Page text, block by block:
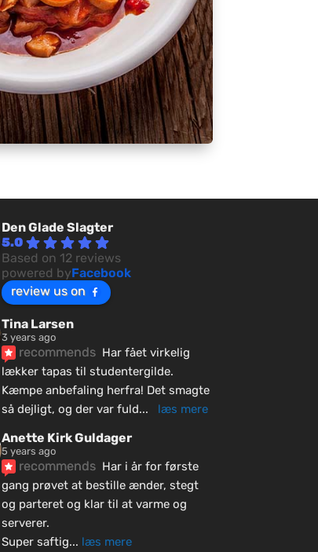
Den Glade Slagter
5.0
Based on 12 reviews
powered byFacebook
review us on
Tina Larsen
3 years ago
recommends Har fået virkelig
lækker tapas til studentergilde.
Kæmpe anbefaling herfra! Det smagte
så dejligt, og der var fuld... læs mere
Anette Kirk Guldager
5 years ago
recommends Har i år for første
gang prøvet at bestille ænder, stegt
og parteret og klar til at varme og
serverer.
Super saftig... læs mere